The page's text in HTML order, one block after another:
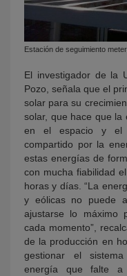
Estación de seguimiento
El investigador de la
Pozo, señala que el
solar para su
solar, que hace que la
en el espacio y el
compartido por la
estas energías de
con mucha fiabilidad
horas y días. “La
y eólicas no puede
ajustarse lo máximo
cada momento”,
de la producción en
gestionar el
energía que falte